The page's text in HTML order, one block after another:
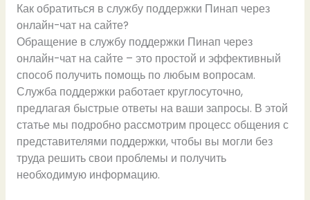
Как обратиться в службу поддержки Пинап через
онлайн-чат на сайте?
Обращение в службу поддержки Пинап через
онлайн-чат на сайте – это простой и эффективный
способ получить помощь по любым вопросам.
Служба поддержки работает круглосуточно,
предлагая быстрые ответы на ваши запросы. В этой
статье мы подробно рассмотрим процесс общения с
представителями поддержки, чтобы вы могли без
труда решить свои проблемы и получить
необходимую информацию.